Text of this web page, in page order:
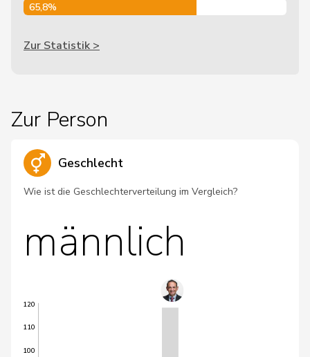
65,8%
Zur Statistik >
Zur Person
Geschlecht
Wie ist die Geschlechterverteilung im Vergleich?
männlich
100
110
120